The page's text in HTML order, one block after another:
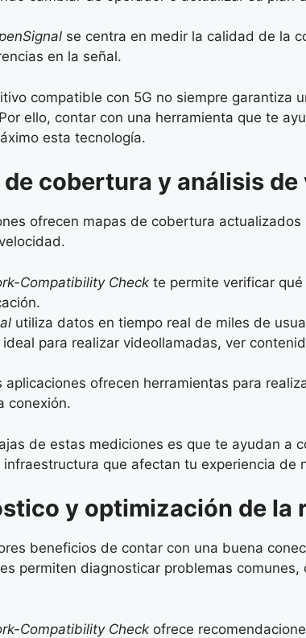
se centra en medir la calidad de la
en la señal.
compatible con 5G no siempre
ello, contar con una herramienta que te
esta tecnología.
de cobertura y análisis
ofrecen mapas de cobertura
Compatibility Check te permite verificar
utiliza datos en tiempo real de miles de
para realizar videollamadas, ver
aplicaciones ofrecen herramientas para
conexión.
de estas mediciones es que te ayudan a
que afectan tu experiencia de
y optimización de la
beneficios de contar con una buena
permiten diagnosticar problemas
Compatibility Check ofrece